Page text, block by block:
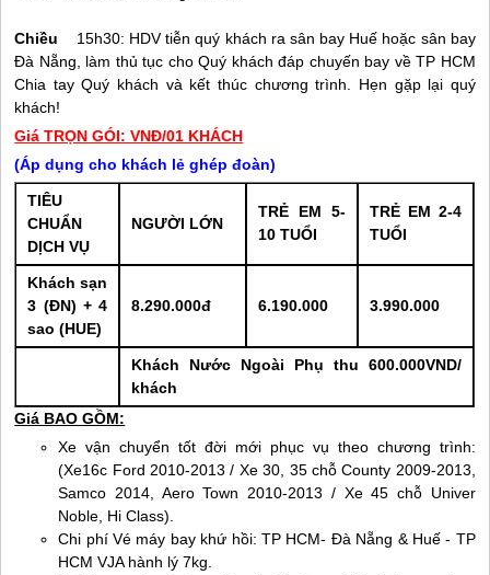
Chiều 15h30: HDV tiễn quý khách ra sân bay Huế hoặc sân bay
Đà Nẵng , làm thủ tục cho Quý khách đáp chuyến bay về TP HCM
Chia tay Quý khách và kết thúc chương trình. Hẹn gặp lại quý
khách!
Giá TRỌN GÓI: VNĐ/01 KHÁCH
(Áp dụng cho khách lẻ ghép đoàn)
TIÊU
CHUẨN
DỊCH VỤ
NGƯỜI LỚN
TRẺ EM 5-
10 TUỔI
TRẺ EM 2-4
TUỔI
Khách sạn
3 (ĐN) + 4
sao (HUE)
8.290.000đ 6.190.000 3.990.000
Khách Nước Ngoài Phụ thu 600.000VND/
khách
Giá BAO GỒM:
Xe vận chuyển tốt đời mới phục vụ theo chương trình:
(Xe16c Ford 2010-2013 / Xe 30, 35 chỗ County 2009-2013,
Samco 2014, Aero Town 2010-2013 / Xe 45 chỗ Univer
Noble, Hi Class).
Chi phí Vé máy bay khứ hồi: TP HCM- Đà Nẵng & Huế - TP
HCM VJA hành lý 7kg.